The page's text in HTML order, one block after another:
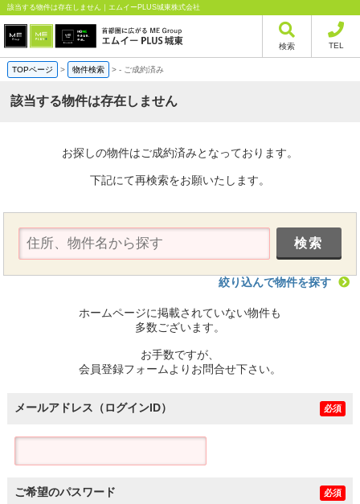
該当する物件は存在しません｜エムイーPLUS城東株式会社
検索 TEL
TOPページ > 物件検索 >- ご成約済み
該当する物件は存在しません
お探しの物件はご成約済みとなっております。
下記にて再検索をお願いたします。
絞り込んで物件を探す
ホームページに掲載されていない物件も
多数ございます。
お手数ですが、
会員登録フォームよりお問合せ下さい。
メールアドレス（ログインID） 必須
ご希望のパスワード 必須